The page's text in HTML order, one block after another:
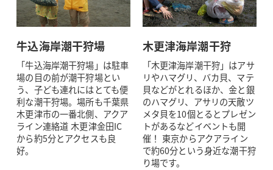
牛込海岸潮干狩場
「牛込海岸潮干狩場」は駐車
場の目の前が潮干狩場とい
う、子ども連れにはとても便
利な潮干狩場。場所も千葉県
木更津市の一番北側、アクア
ライン連絡道 木更津金田IC
から約5分とアクセスも良
好。
木更津海岸潮干狩
「木更津海岸潮干狩」はアサ
リやハマグリ、バカ貝、マテ
貝などがとれるほか、金と銀
のハマグリ、アサリの天敵ツ
メタ貝を10個とるとプレゼン
トがあるなどイベントも開
催！ 東京からアクアライン
で約60分という身近な潮干狩
り場です。